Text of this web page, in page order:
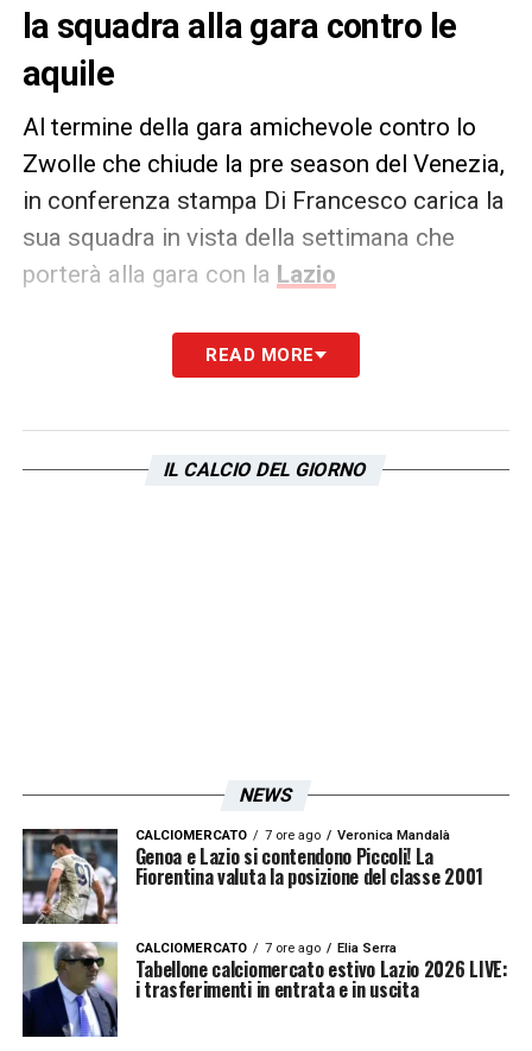
la squadra alla gara contro le
aquile
Al termine della gara amichevole contro lo
Zwolle che chiude la pre season del Venezia,
in conferenza stampa Di Francesco carica la
sua squadra in vista della settimana che
porterà alla gara con la Lazio
Sono contento per la crescita del
gruppo, per la mentalità. Brescia in Coppa
direzione non avendo tantissimi elementi a
READ MORE
IL CALCIO DEL GIORNO
NEWS
CALCIOMERCATO 7 ore ago Veronica Mandalà
Genoa e Lazio si contendono Piccoli! La
Fiorentina valuta la posizione del classe 2001
CALCIOMERCATO 7 ore ago Elia Serra
Tabellone calciomercato estivo Lazio 2026 LIVE:
i trasferimenti in entrata e in uscita